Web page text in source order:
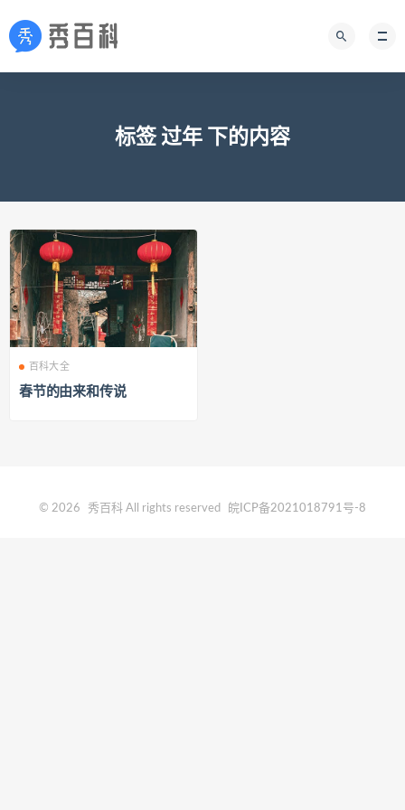
标签 过年 下的内容
百科大全
春节的由来和传说
© 2026 秀百科 All rights reserved 皖ICP备2021018791号-8